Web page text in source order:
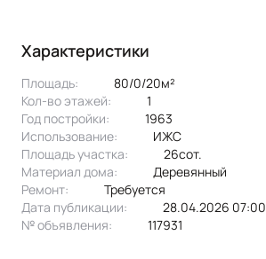
Характеристики
Площадь:
80/0/20м²
Кол-во этажей:
1
Год постройки:
1963
Использование:
ИЖС
Площадь участка:
26сот.
Материал дома:
деревянный
Ремонт:
Требуется
Дата публикации:
28.04.2026 07:00
№ объявления:
117931